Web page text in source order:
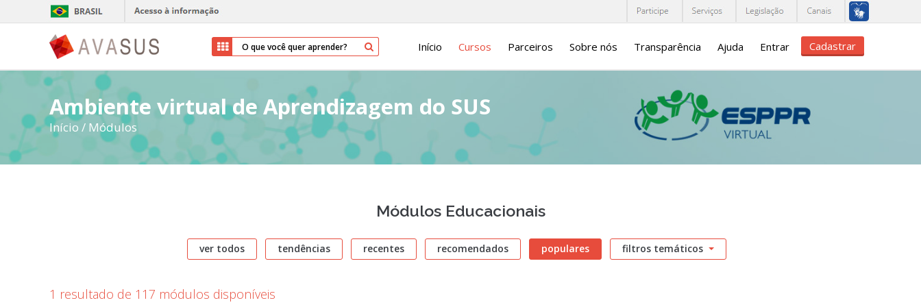
Início Cursos Parceiros Sobre nós Transparência Ajuda Entrar Cadastrar
Ambiente virtual de Aprendizagem do SUS
Início / Módulos
Módulos Educacionais
ver todos tendências recentes recomendados populares filtros temáticos
1 resultado de 117 módulos disponíveis